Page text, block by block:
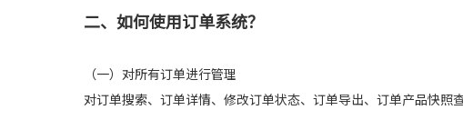
二、如何使用订单系统？
（一）对所有订单进行管理
对订单搜索、订单详情、修改订单状态、订单导出、订单产品快照